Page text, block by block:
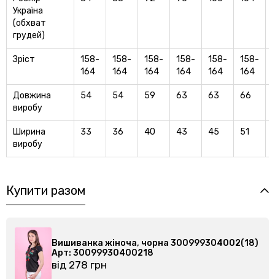
Україна
(обхват
грудей)
Зріст
158-
164
158-
164
158-
164
158-
164
158-
164
158-
164
Довжина
виробу
54 54 59 63 63 66
Ширина
виробу
33 36 40 43 45 51
Купити разом
Вишиванка жіноча, чорна 300999304002(18)
Арт: 30099930400218
від 278 грн